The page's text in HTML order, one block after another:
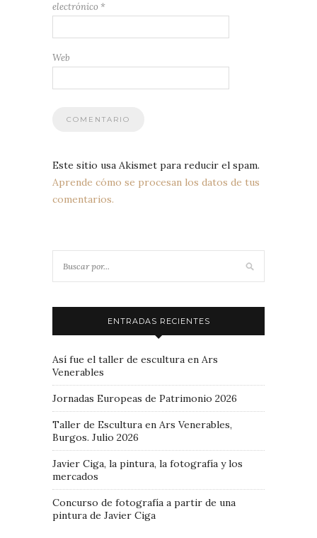
electrónico *
Web
Este sitio usa Akismet para reducir el spam.
Aprende cómo se procesan los datos de tus
comentarios.
ENTRADAS RECIENTES
Así fue el taller de escultura en Ars
Venerables
Jornadas Europeas de Patrimonio 2026
Taller de Escultura en Ars Venerables,
Burgos. Julio 2026
Javier Ciga, la pintura, la fotografía y los
mercados
Concurso de fotografía a partir de una
pintura de Javier Ciga